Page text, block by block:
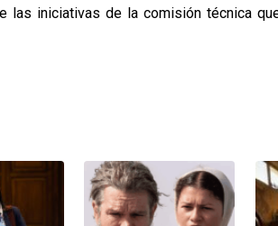
las iniciativas de la comisión técnica